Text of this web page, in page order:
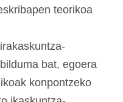
teorikoa
bat, egoera
konpontzeko